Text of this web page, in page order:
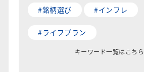
#銘柄選び
#インフレ
#ライフプラン
キーワード一覧はこちら